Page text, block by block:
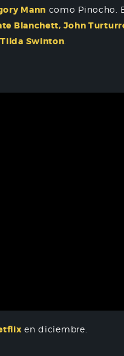
Mann como Pinocho.
Blanchett, John
Tilda Swinton
en diciembre.